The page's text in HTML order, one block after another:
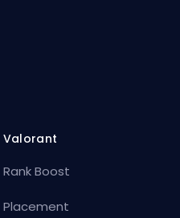
Valorant
Rank Boost
Placement